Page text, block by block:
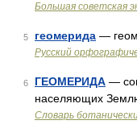
Большая советская
5 геомерида —
Русский
6 ГЕОМЕРИДА —
населяющих
Словарь